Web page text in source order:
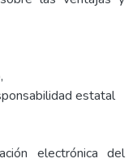
,
estatal
electrónica del